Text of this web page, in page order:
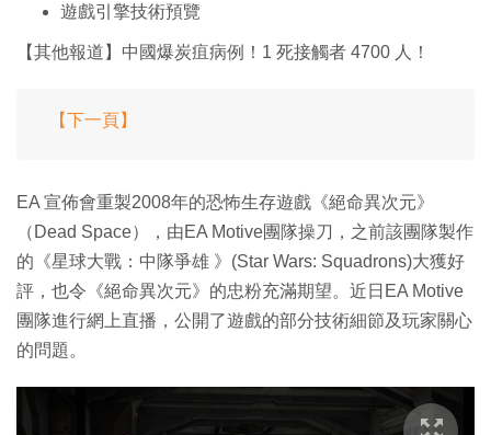
遊戲引擎技術預覽
【其他報道】中國爆炭疽病例！1 死接觸者 4700 人！
【下一頁】
EA 宣佈會重製2008年的恐怖生存遊戲《絕命異次元》
（Dead Space），由EA Motive團隊操刀，之前該團隊製作
的《星球大戰：中隊爭雄 》(Star Wars: Squadrons)大獲好
評，也令《絕命異次元》的忠粉充滿期望。近日EA Motive
團隊進行網上直播，公開了遊戲的部分技術細節及玩家關心
的問題。